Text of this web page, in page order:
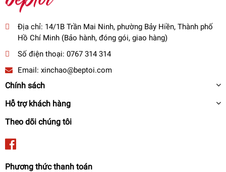
Địa chỉ: 14/1B Trần Mai Ninh, phường Bảy Hiền, Thành phố
Hồ Chí Minh (Bảo hành, đóng gói, giao hàng)
Số điện thoại: 0767 314 314
Email: xinchao@beptoi.com
Chính sách
Hỗ trợ khách hàng
Theo dõi chúng tôi
Phương thức thanh toán